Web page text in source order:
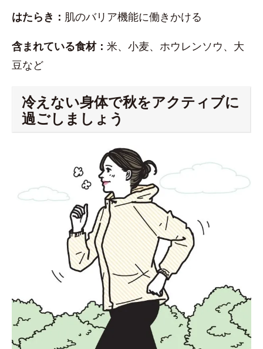
はたらき： 肌のバリア機能に働きかける
含まれている食材： 米、小麦、ホウレンソウ、大
豆など
冷えない身体で秋をアクティブに
過ごしましょう